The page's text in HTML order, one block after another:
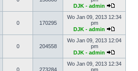
DJK - admin
0 170295
Wo Jan 09, 2013 12:34
pm
DJK - admin
0 204558
Wo Jan 09, 2013 12:04
pm
DJK - admin
0 273284
Wo Jan 09, 2013 12:34
pm